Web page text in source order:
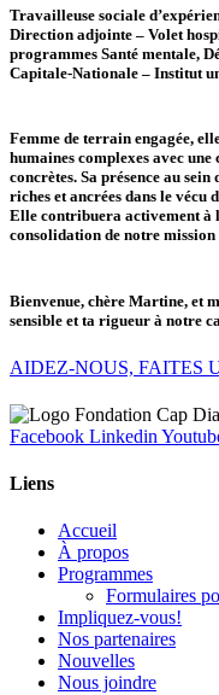
Travailleuse sociale
Direction adjointe – Volet
programmes Santé mentale,
Capitale-Nationale – Institut
Femme de terrain engagée,
humaines complexes avec
concrètes. Sa présence au
riches et ancrées dans le vécu
Elle contribuera activement à
consolidation de notre mission
Bienvenue, chère Martine, et
sensible et ta rigueur à notre
AIDEZ-NOUS, FAITES
Facebook Linkedin
Liens
Accueil
À propos
Programmes
Formulaires
Impliquez-vous!
Nos partenaires
Nouvelles
Nous joindre